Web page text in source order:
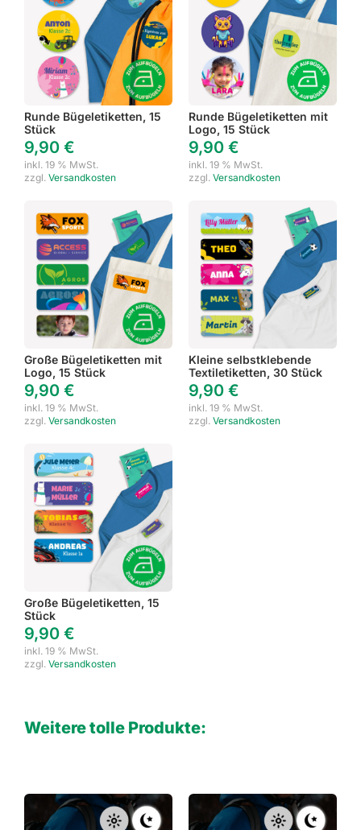
Runde Bügeletiketten, 15
Stück
9,90 €
inkl. 19 % MwSt.
zzgl. Versandkosten
Runde Bügeletiketten mit
Logo, 15 Stück
9,90 €
inkl. 19 % MwSt.
zzgl. Versandkosten
Große Bügeletiketten mit
Logo, 15 Stück
9,90 €
inkl. 19 % MwSt.
zzgl. Versandkosten
Kleine selbstklebende
Textiletiketten, 30 Stück
9,90 €
inkl. 19 % MwSt.
zzgl. Versandkosten
Große Bügeletiketten, 15
Stück
9,90 €
inkl. 19 % MwSt.
zzgl. Versandkosten
Weitere tolle Produkte: